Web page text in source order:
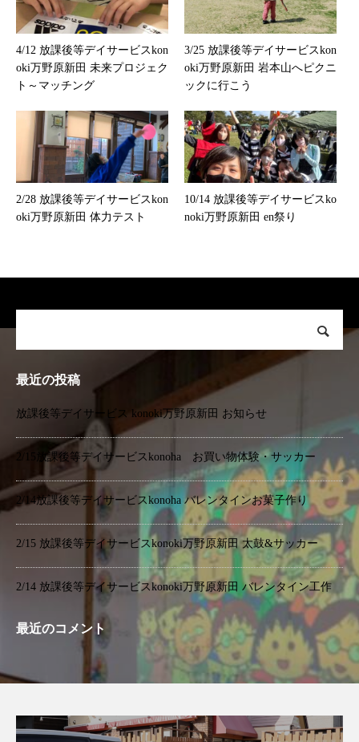
4/12 放課後等デイサービスkon
oki万野原新田 未来プロジェク
ト～マッチング
3/25 放課後等デイサービスkon
oki万野原新田 岩本山へピクニ
ックに行こう
2/28 放課後等デイサービスkon
oki万野原新田 体力テスト
10/14 放課後等デイサービスko
noki万野原新田 en祭り
最近の投稿
放課後等デイサービス konoki万野原新田 お知らせ
2/15放課後等デイサービスkonoha お買い物体験・サッカー
2/14放課後等デイサービスkonoha バレンタインお菓子作り
2/15 放課後等デイサービスkonoki万野原新田 太鼓&サッカー
2/14 放課後等デイサービスkonoki万野原新田 バレンタイン工作
最近のコメント